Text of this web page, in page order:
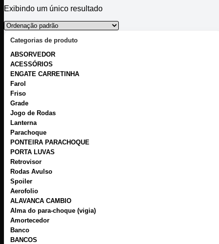
Exibindo um único resultado
Categorias de produto
ABSORVEDOR
ACESSÓRIOS
ENGATE CARRETINHA
Farol
Friso
Grade
Jogo de Rodas
Lanterna
Parachoque
PONTEIRA PARACHOQUE
PORTA LUVAS
Retrovisor
Rodas Avulso
Spoiler
Aerofolio
ALAVANCA CAMBIO
Alma do para-choque (vigia)
Amortecedor
Banco
BANCOS